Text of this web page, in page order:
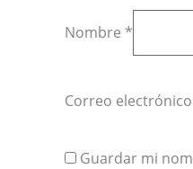
Nombre *
Correo electrónico
Guardar mi